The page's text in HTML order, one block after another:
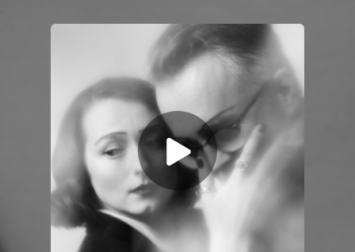
You're all set!